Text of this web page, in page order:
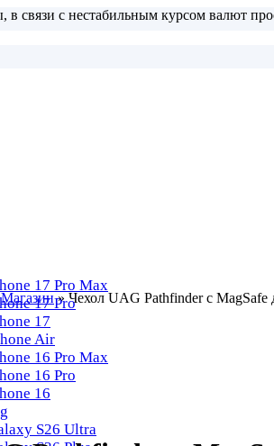
в связи с нестабильным курсом валют
17 Pro Max
17 Pro
17
Air
16 Pro Max
16 Pro
16
S26 Ultra
Магазин»Чехол UAG Pathfinder с MagSafe